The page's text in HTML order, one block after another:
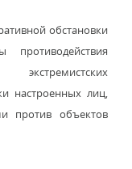
обстановки
экстремистских
настроенных лиц,
против объектов